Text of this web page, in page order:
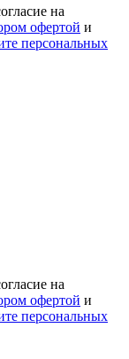
на
офертой и
персональных
на
офертой и
персональных